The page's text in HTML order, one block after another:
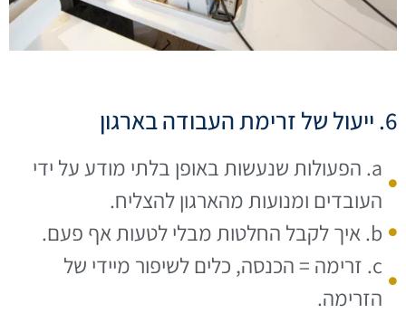
6. ייעול של זרימת העבודה בארגון
a. הפעולות שנעשות באופן בלתי מודע על ידי
העובדים ומנועות מהארגון להצליח.
b. איך לקבל החלטות מבלי לטעות אף פעם.
c. זרימה = הכנסה, כלים לשיפור מיידי של
הזרימה.